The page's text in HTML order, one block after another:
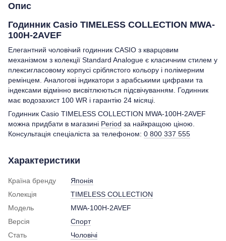
Опис
Годинник Casio TIMELESS COLLECTION MWA-
100H-2AVEF
Елегантний чоловічий годинник CASIO з кварцовим
механізмом з колекції Standard Analogue є класичним стилем у
плексигласовому корпусі сріблястого кольору і полімерним
ремінцем. Аналогові індикатори з арабськими цифрами та
індексами відмінно висвітлюються підсвічуванням. Годинник
має водозахист 100 WR і гарантію 24 місяці.
Годинник Casio TIMELESS COLLECTION MWA-100H-2AVEF
можна придбати в магазині Period за найкращою ціною.
Консультація спеціаліста за телефоном: 0 800 337 555
Характеристики
Країна бренду
Японія
Колекція
TIMELESS COLLECTION
Модель
MWA-100H-2AVEF
Версія
Спорт
Стать
Чоловічі